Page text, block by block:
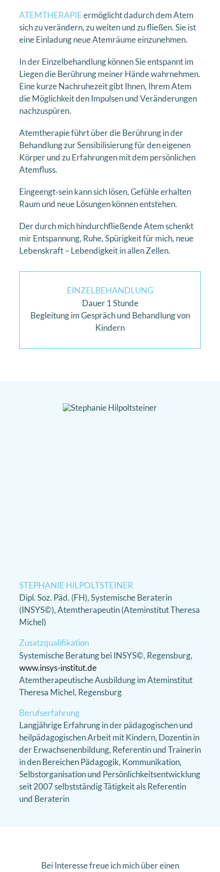
ATEMTHERAPIEermöglicht dadurch dem Atem
sich zu verändern, zu weiten und zu fließen. Sie ist
eine Einladung neue Atemräume einzunehmen.
In der Einzelbehandlung können Sie entspannt im
Liegen die Berührung meiner Hände wahrnehmen.
Eine kurze Nachruhezeit gibt Ihnen, Ihrem Atem
die Möglichkeit den Impulsen und Veränderungen
nachzuspüren.
Atemtherapie führt über die Berührung in der
Behandlung zur Sensibilisierung für den eigenen
Körper und zu Erfahrungen mit dem persönlichen
Atemfluss.
Eingeengt-sein kann sich lösen, Gefühle erhalten
Raum und neue Lösungen können entstehen.
Der durch mich hindurchfließende Atem schenkt
mir Entspannung, Ruhe, Spürigkeit für mich, neue
Lebenskraft – Lebendigkeit in allen Zellen.
EINZELBEHANDLUNG
Dauer 1 Stunde
Begleitung im Gespräch und Behandlung von
Kindern
STEPHANIE HILPOLTSTEINER
Dipl. Soz. Päd. (FH), Systemische Beraterin
(INSYS©), Atemtherapeutin (Ateminstitut Theresa
Michel)
Zusatzqualifikation
Systemische Beratung bei INSYS©, Regensburg,
www.insys-institut.de
Atemtherapeutische Ausbildung im Ateminstitut
Theresa Michel, Regensburg
Berufserfahrung
Langjährige Erfahrung in der pädagogischen und
heilpädagogischen Arbeit mit Kindern, Dozentin in
der Erwachsenenbildung, Referentin und Trainerin
in den Bereichen Pädagogik, Kommunikation,
Selbstorganisation und Persönlichkeitsentwicklung
seit 2007 selbstständig Tätigkeit als Referentin
und Beraterin
Bei Interesse freue ich mich über einen